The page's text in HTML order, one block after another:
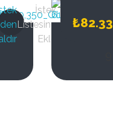
İstek
Listesine
Ekle
₺82.33